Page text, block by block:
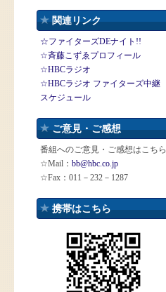
関連リンク
☆ファイターズDEナイト!!
☆斉藤こずゑプロフィール
☆HBCラジオ
☆HBCラジオ ファイターズ中継
スケジュール
ご意見・ご感想
番組へのご意見・ご感想はこちら
☆Mail： bb@hbc.co.jp
☆Fax：011－232－1287
携帯はこちら